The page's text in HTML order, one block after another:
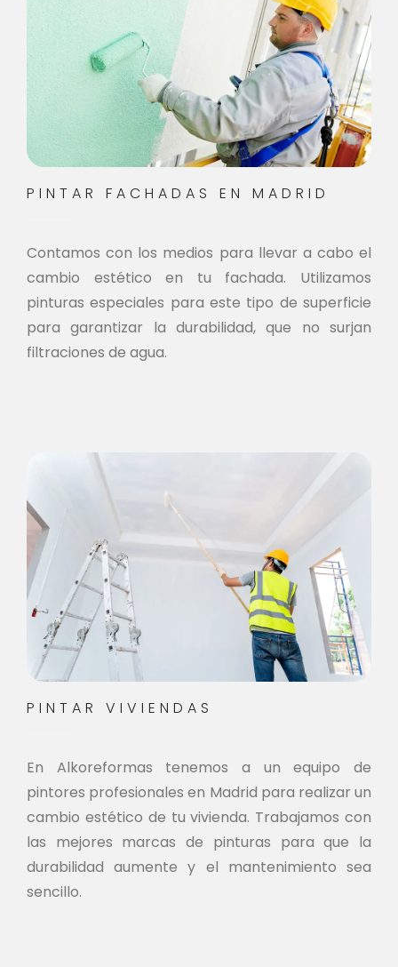
PINTAR FACHADAS EN MADRID
Contamos con los medios para llevar a cabo el
cambio estético en tu fachada. Utilizamos
pinturas especiales para este tipo de superficie
para garantizar la durabilidad, que no surjan
filtraciones de agua.
PINTAR VIVIENDAS
En Alkoreformas tenemos a un equipo de
pintores profesionales en Madrid para realizar un
cambio estético de tu vivienda. Trabajamos con
las mejores marcas de pinturas para que la
durabilidad aumente y el mantenimiento sea
sencillo.